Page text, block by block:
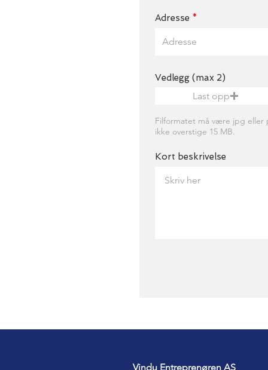
Adresse
Vedlegg (max 2)
Last opp
Filformatet må være jpg eller
ikke overstige 15 MB.
Kort beskrivelse
Vindu Entreprenøren AS